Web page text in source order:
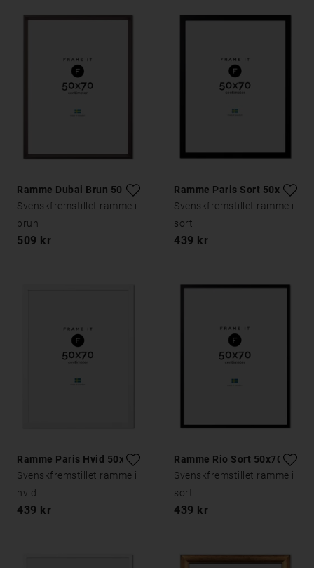
Ramme Dubai Brun 50x70
Svenskfremstillet ramme i
brun
509 kr
Ramme Paris Sort 50x70
Svenskfremstillet ramme i
sort
439 kr
Ramme Paris Hvid 50x70
Svenskfremstillet ramme i
hvid
439 kr
Ramme Rio Sort 50x70
Svenskfremstillet ramme i
sort
439 kr